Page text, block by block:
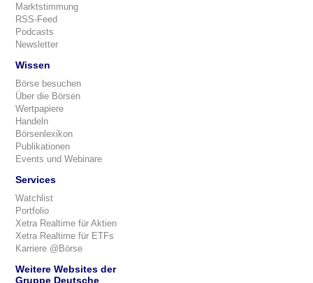
Marktstimmung
RSS-Feed
Podcasts
Newsletter
Wissen
Börse besuchen
Über die Börsen
Wertpapiere
Handeln
Börsenlexikon
Publikationen
Events und Webinare
Services
Watchlist
Portfolio
Xetra Realtime für Aktien
Xetra Realtime für ETFs
Karriere @Börse
Weitere Websites der
Gruppe Deutsche